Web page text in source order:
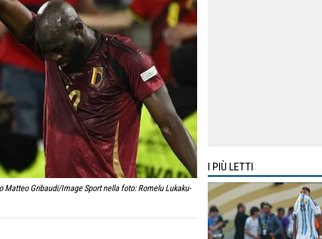
Gribaudi/Image Sport nella foto: Romelu Lukaku-
I PIÙ LETTI